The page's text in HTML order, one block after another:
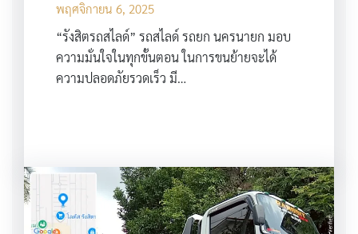
พฤศจิกายน 6, 2025
“รังสิตรถสไลด์” รถสไลด์ รถยก นครนายก มอบ
ความมั่นใจในทุกขั้นตอน ในการขนย้ายจะได้
ความปลอดภัยรวดเร็ว มี…